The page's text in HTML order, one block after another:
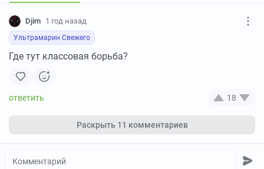
Djim 1 год назад
Ультрамарин Свежего
Где тут классовая борьба?
18
Раскрыть 11 комментариев